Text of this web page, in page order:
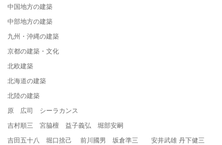
中国地方の建築
中部地方の建築
九州・沖縄の建築
京都の建築・文化
北欧建築
北海道の建築
北陸の建築
原 広司 シーラカンス
吉村順三 宮脇檀 益子義弘 堀部安嗣
吉田五十八 堀口捨己 前川國男 坂倉準三 安井武雄 丹下健三